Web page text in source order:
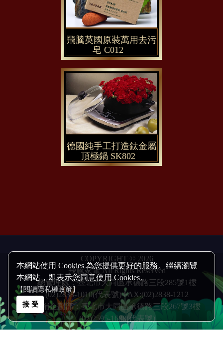
本網站使用 Cookies 為您提供更好的服務。繼續瀏覽
本網站，即表示您同意使用 Cookies。
【閱讀隱私權政策】
接 受
飛騰英國原裝萬用去污
皂 C012
德國純手工打造鈦金屬
頂極鍋 SK802
COPYRIGHT © 2026
飛騰家電 All Rights Reserved
總管理處：臺北市大同區承德路三段285號1樓
(02)2838-1010(代表號) FAX:(02)2838-1212
行銷企劃部：臺北市大同區承德路三段267號3樓
(02)2595-1688(代表號)